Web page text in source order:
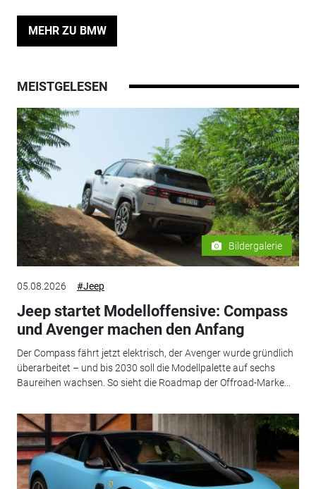
MEHR ZU BMW
MEISTGELESEN
Bildergalerie
05.08.2026 #Jeep
Jeep startet Modelloffensive: Compass
und Avenger machen den Anfang
Der Compass fährt jetzt elektrisch, der Avenger wurde gründlich
überarbeitet – und bis 2030 soll die Modellpalette auf sechs
Baureihen wachsen. So sieht die Roadmap der Offroad-Marke...